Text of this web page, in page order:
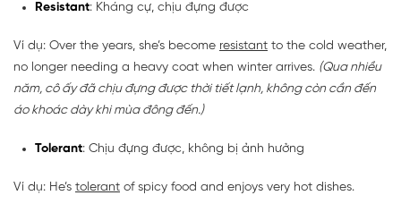
Resistant: Kháng cự, chịu đựng được
Ví dụ: Over the years, she’s become resistant to the cold weather,
no longer needing a heavy coat when winter arrives. (Qua nhiều
năm, cô ấy đã chịu đựng được thời tiết lạnh, không còn cần đến
áo khoác dày khi mùa đông đến.)
Tolerant: Chịu đựng được, không bị ảnh hưởng
Ví dụ: He’s tolerant of spicy food and enjoys very hot dishes.